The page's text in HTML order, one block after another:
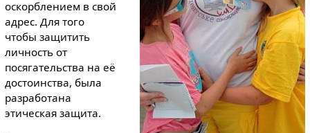
оскорблением в свой
адрес. Для того
чтобы защитить
личность от
посягательства на её
достоинства, была
разработана
этическая защита.